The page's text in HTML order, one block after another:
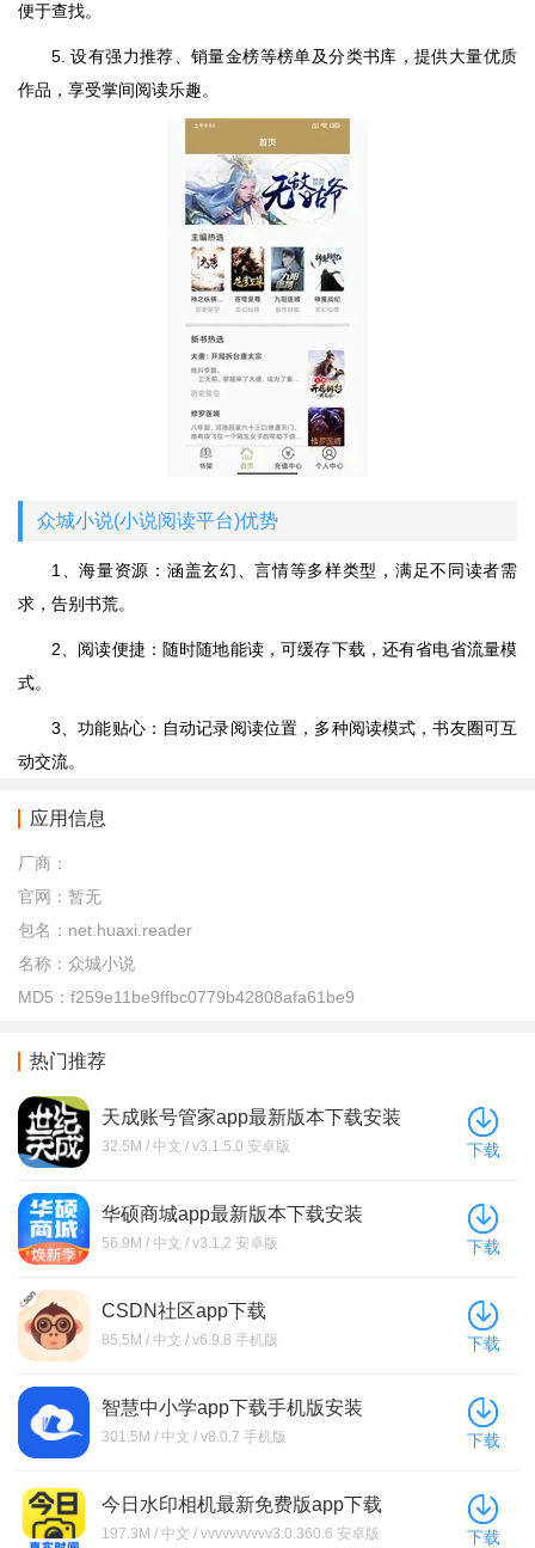
便于查找。
5. 设有强力推荐、销量金榜等榜单及分类书库，提供大量优质
作品，享受掌间阅读乐趣。
众城小说(小说阅读平台)优势
1、海量资源：涵盖玄幻、言情等多样类型，满足不同读者需
求，告别书荒。
2、阅读便捷：随时随地能读，可缓存下载，还有省电省流量模
式。
3、功能贴心：自动记录阅读位置，多种阅读模式，书友圈可互
动交流。
应用信息
厂商：
官网： 暂无
包名： net.huaxi.reader
名称： 众城小说
MD5： f259e11be9ffbc0779b42808afa61be9
热门推荐
天成账号管家app最新版本下载安装
32.5M / 中文 / v3.1.5.0 安卓版 下载
华硕商城app最新版本下载安装
56.9M / 中文 / v3.1.2 安卓版 下载
CSDN社区app下载
85.5M / 中文 / v6.9.8 手机版 下载
智慧中小学app下载手机版安装
301.5M / 中文 / v8.0.7 手机版 下载
今日水印相机最新免费版app下载
197.3M / 中文 / vvvvvvvvvv3.0.360.6 安卓版 下载